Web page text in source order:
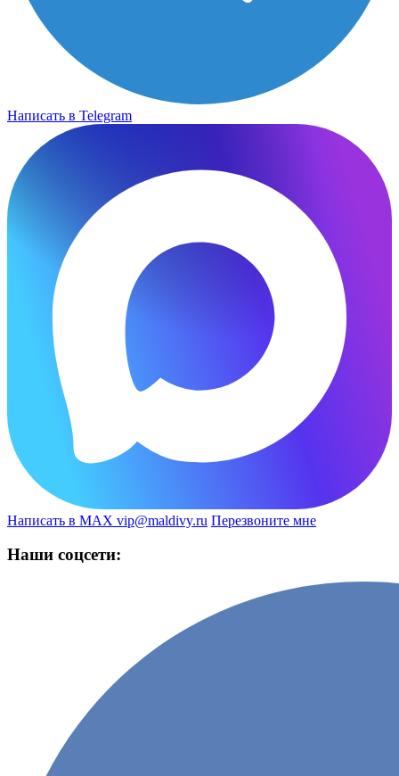
Написать в Telegram
Написать в MAX vip@maldivy.ru Перезвоните мне
Наши соцсети: